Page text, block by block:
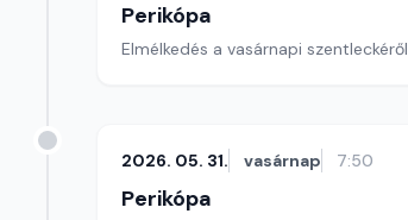
Perikópa
Elmélkedés a vasárnapi szentleckéről
2026. 05. 31. vasárnap 7:50
Perikópa